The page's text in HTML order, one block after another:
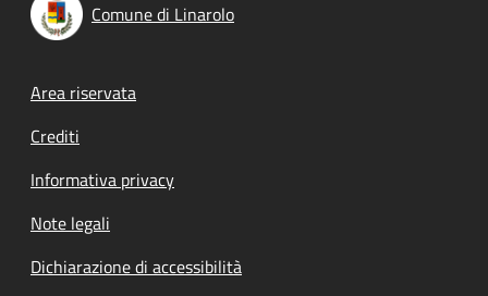
Comune di Linarolo
Footer menu
Area riservata
Crediti
Informativa privacy
Note legali
Dichiarazione di accessibilità